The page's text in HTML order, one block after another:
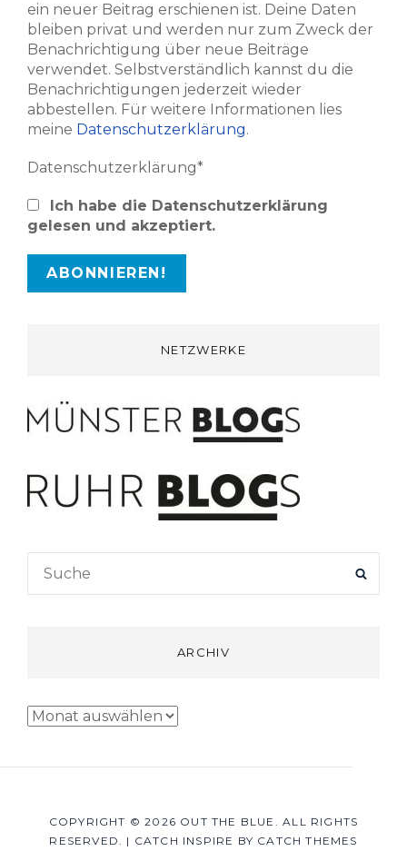
ein neuer Beitrag erschienen ist. Deine Daten
bleiben privat und werden nur zum Zweck der
Benachrichtigung über neue Beiträge
verwendet. Selbstverständlich kannst du die
Benachrichtigungen jederzeit wieder
abbestellen. Für weitere Informationen lies
meine Datenschutzerklärung.
Datenschutzerklärung*
Ich habe die Datenschutzerklärung
gelesen und akzeptiert.
NETZWERKE
Search
for:
ARCHIV
Archiv
COPYRIGHT © 2026 OUT THE BLUE . ALL RIGHTS
RESERVED. | CATCH INSPIRE BY CATCH THEMES